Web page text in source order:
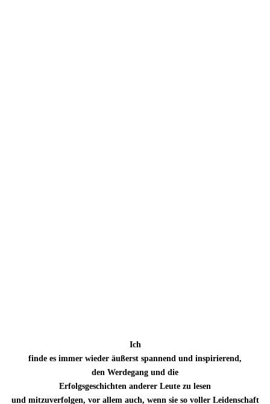
Ich
finde es immer wieder äußerst spannend und inspirierend,
den Werdegang und die
Erfolgsgeschichten anderer Leute zu lesen
und mitzuverfolgen, vor allem auch, wenn sie so voller Leidenschaft